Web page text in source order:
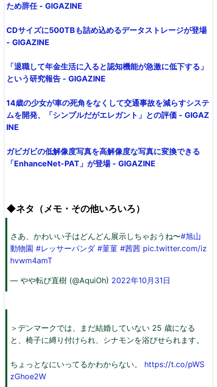
ため辞任 - GIGAZINE
CDサイズに500TBも詰め込めるデータストレージが登場
- GIGAZINE
「退職して年金生活に入ると認知機能が急激に低下する」
という研究報告 - GIGAZINE
14歳の少女が車の死角をなくして交通事故を減らすシステ
ムを開発、「シンプルだがエレガント」との評価 - GIGAZ
INE
ガビガビの低解像度写真を高解像度な写真に変換できる
「EnhanceNet-PAT」が登場 - GIGAZINE
◆ネタ（メモ・その他いろいろ）
さあ、かわいい子はどんどん展示しちゃおうね〜#旭山
動物園 #レッサーパンダ #菫菫 #茜茜 pic.twitter.com/iz
hvwm4amT
— やや転び直樹 (@AquiOh) 2022年10月31日
＞デンマークでは、まだ結婚していない 25 歳になる
と、椅子に縛り付けられ、シナモンを浴びせられます。
ちょっとなにいってるかわからない。 https://t.co/pWS
zGhoe2W